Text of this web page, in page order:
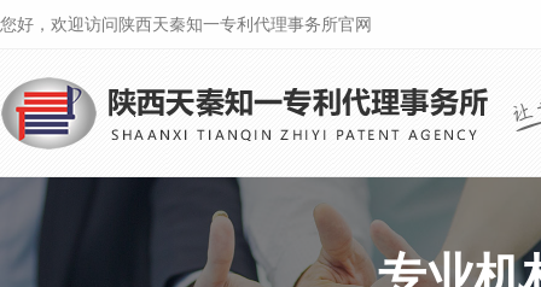
您好，欢迎访问陕西天秦知一专利代理事务所官网